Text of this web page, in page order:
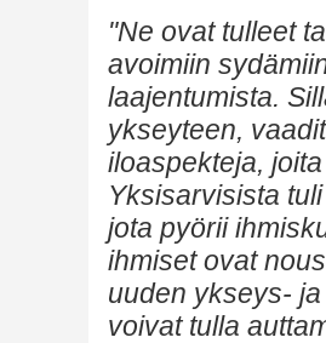
"Ne ovat tulleet
avoimiin
laajentumista.
ykseyteen,
iloaspekteja,
Yksisarvisista
jota pyörii
ihmiset ovat
uuden ykseys-
voivat tulla